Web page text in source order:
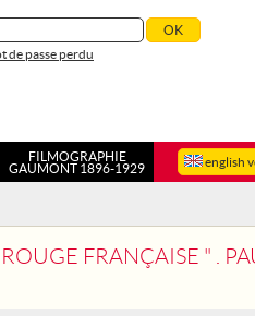
de passe perdu
english
FILMOGRAPHIE
GAUMONT 1896-1929
FRANÇAISE " . PAUL